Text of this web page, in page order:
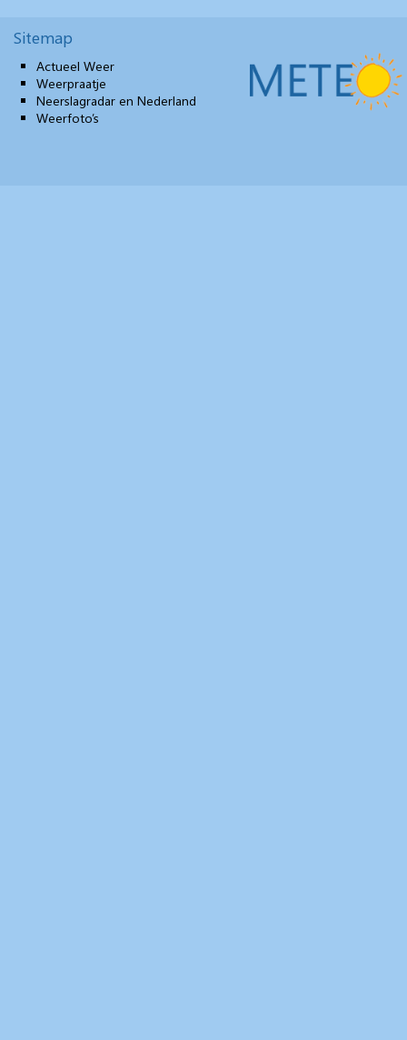
Sitemap
Actueel Weer
Weerpraatje
Neerslagradar en Nederland
Weerfoto’s